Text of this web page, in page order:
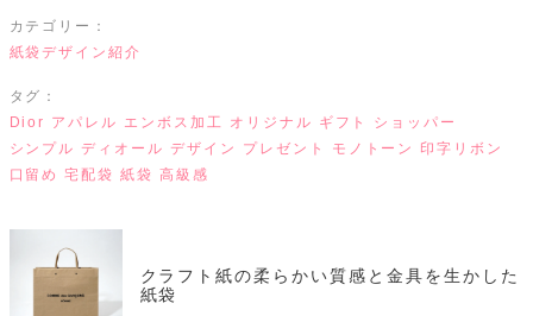
カテゴリー：
紙袋デザイン紹介
タグ：
Dior アパレル エンボス加工 オリジナル ギフト
ショッパー
シンプル ディオール デザイン プレゼント モノトーン
印字リボン
口留め 宅配袋 紙袋 高級感
クラフト紙の柔らかい質感と金具を生かした
紙袋